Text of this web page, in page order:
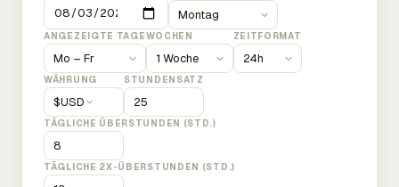
ANGEZEIGTE TAGEWOCHEN ZEITFORMAT
WÄHRUNG
$USD
STUNDENSATZ
TÄGLICHE ÜBERSTUNDEN (STD.)
TÄGLICHE 2X-ÜBERSTUNDEN (STD.)